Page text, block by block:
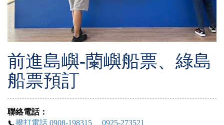
前進島嶼-蘭嶼船票、綠島
船票預訂
聯絡電話：
撥打電話 0908-198315
0925-273521